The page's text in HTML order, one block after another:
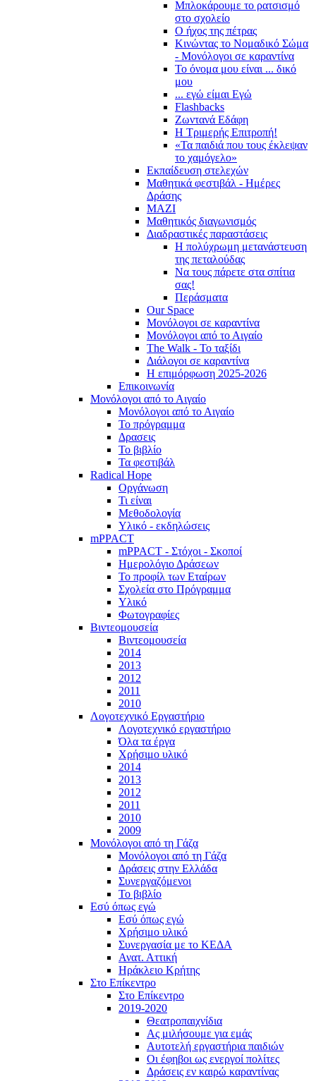
Μπλοκάρουμε το ρατσισμό
στο σχολείο
Ο ήχος της πέτρας
Κινώντας το Νομαδικό Σώμα
- Μονόλογοι σε καραντίνα
Το όνομα μου είναι ... δικό
μου
... εγώ είμαι Εγώ
Flashbacks
Ζωντανά Εδάφη
Η Τριμερής Επιτροπή!
«Τα παιδιά που τους έκλεψαν
το χαμόγελο»
Εκπαίδευση στελεχών
Μαθητικά φεστιβάλ - Ημέρες
Δράσης
ΜΑΖΙ
Μαθητικός διαγωνισμός
Διαδραστικές παραστάσεις
Η πολύχρωμη μετανάστευση
της πεταλούδας
Να τους πάρετε στα σπίτια
σας!
Περάσματα
Our Space
Μονόλογοι σε καραντίνα
Μονόλογοι από το Αιγαίο
The Walk - Το ταξίδι
Διάλογοι σε καραντίνα
Η επιμόρφωση 2025-2026
Επικοινωνία
Μονόλογοι από το Αιγαίο
Μονόλογοι από το Αιγαίο
Το πρόγραμμα
Δρασεις
Το βιβλίο
Τα φεστιβάλ
Radical Hope
Οργάνωση
Τι είναι
Μεθοδολογία
Υλικό - εκδηλώσεις
mPPACT
mPPACT - Στόχοι - Σκοποί
Ημερολόγιο Δράσεων
Το προφίλ των Εταίρων
Σχολεία στο Πρόγραμμα
Υλικό
Φωτογραφίες
Βιντεομουσεία
Βιντεομουσεία
2014
2013
2012
2011
2010
Λογοτεχνικό Εργαστήριο
Λογοτεχνικό εργαστήριο
Όλα τα έργα
Χρήσιμο υλικό
2014
2013
2012
2011
2010
2009
Μονόλογοι από τη Γάζα
Μονόλογοι από τη Γάζα
Δράσεις στην Ελλάδα
Συνεργαζόμενοι
To βιβλίο
Εσύ όπως εγώ
Εσύ όπως εγώ
Χρήσιμο υλικό
Συνεργασία με το ΚΕΔΑ
Ανατ. Αττική
Ηράκλειο Κρήτης
Στο Επίκεντρο
Στο Επίκεντρο
2019-2020
Θεατροπαιχνίδια
Ας μιλήσουμε για εμάς
Αυτοτελή εργαστήρια παιδιών
Οι έφηβοι ως ενεργοί πολίτες
Δράσεις εν καιρώ καραντίνας